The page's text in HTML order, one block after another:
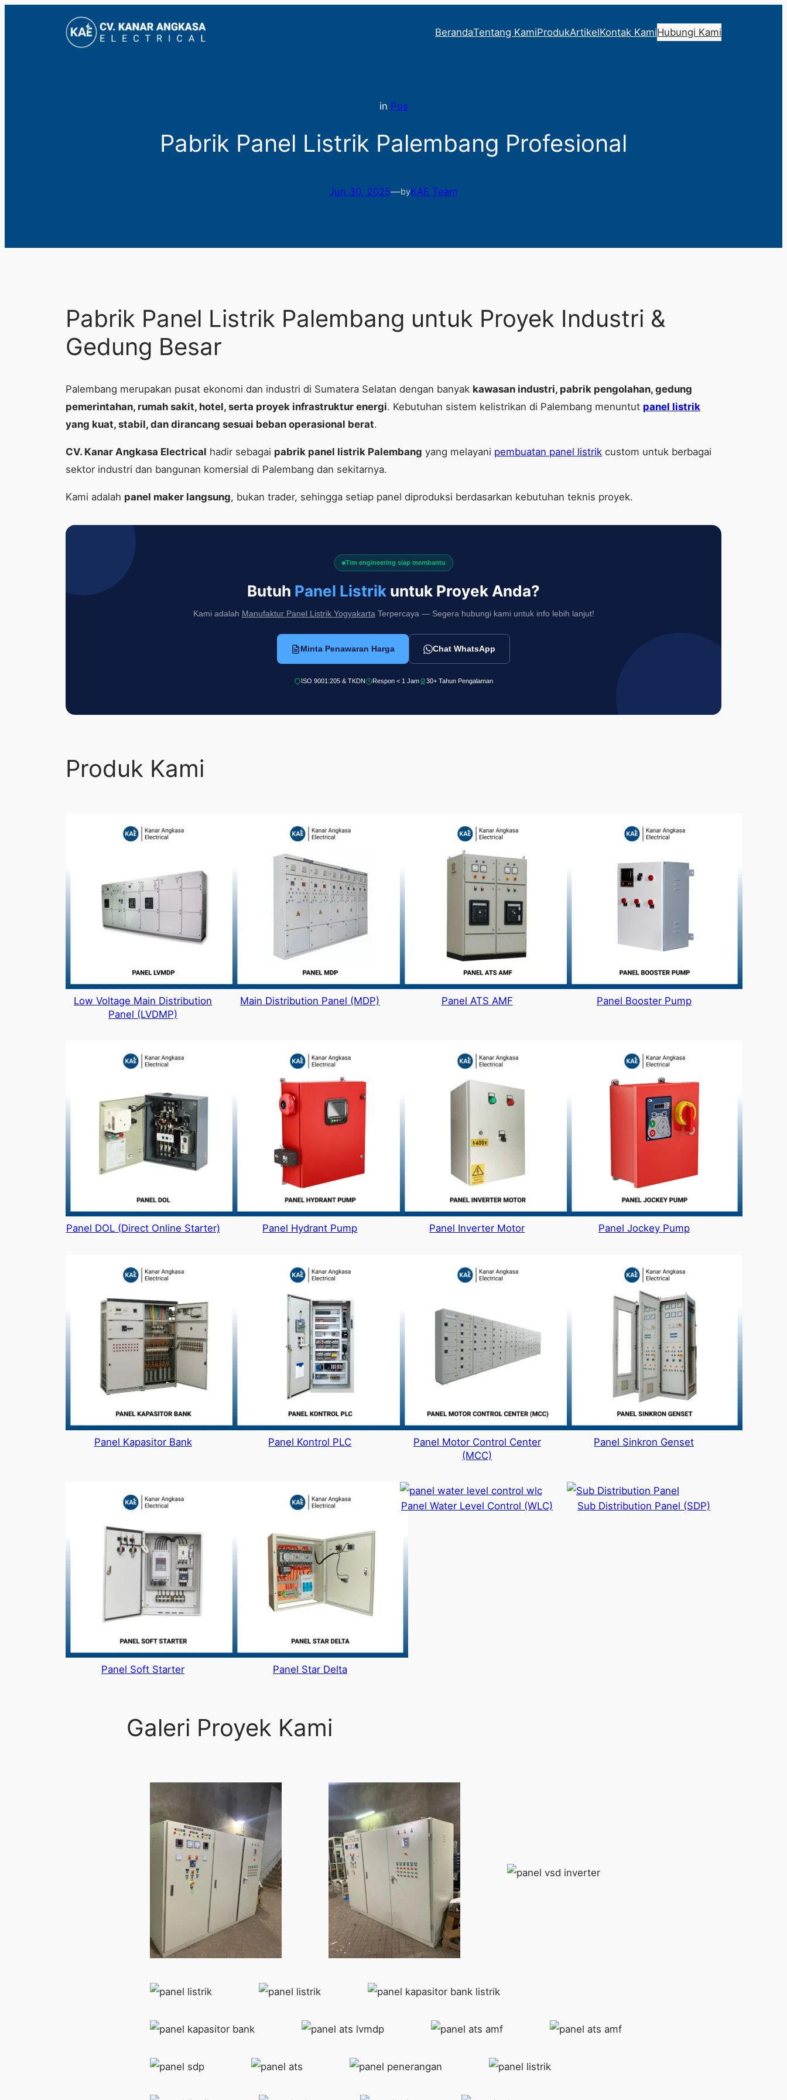
BerandaTentang KamiProdukArtikelKontak KamiHubungi Kami
in Pos
Pabrik Panel Listrik Palembang Profesional
Jun 30, 2025—byKAE Team
Pabrik Panel Listrik Palembang untuk Proyek Industri &
Gedung Besar
Palembang merupakan pusat ekonomi dan industri di Sumatera Selatan dengan banyak kawasan industri, pabrik pengolahan, gedung
pemerintahan, rumah sakit, hotel, serta proyek infrastruktur energi. Kebutuhan sistem kelistrikan di Palembang menuntut panel listrik
yang kuat, stabil, dan dirancang sesuai beban operasional berat.
CV. Kanar Angkasa Electrical hadir sebagai pabrik panel listrik Palembang yang melayani pembuatan panel listrik custom untuk berbagai
sektor industri dan bangunan komersial di Palembang dan sekitarnya.
Kami adalah panel maker langsung, bukan trader, sehingga setiap panel diproduksi berdasarkan kebutuhan teknis proyek.
Tim engineering siap membantu
Butuh Panel Listrik untuk Proyek Anda?
Kami adalah Manufaktur Panel Listrik Yogyakarta Terpercaya — Segera hubungi kami untuk info lebih lanjut!
Minta Penawaran Harga Chat WhatsApp
ISO 9001:205 & TKDN Respon < 1 Jam 30+ Tahun Pengalaman
Produk Kami
Low Voltage Main Distribution
Panel (LVDMP)
Main Distribution Panel (MDP) Panel ATS AMF Panel Booster Pump
Panel DOL (Direct Online Starter) Panel Hydrant Pump Panel Inverter Motor Panel Jockey Pump
Panel Kapasitor Bank Panel Kontrol PLC
Panel Motor Control Center
(MCC)
Panel Sinkron Genset
Panel Soft Starter Panel Star Delta
Panel Water Level Control (WLC) Sub Distribution Panel (SDP)
Galeri Proyek Kami